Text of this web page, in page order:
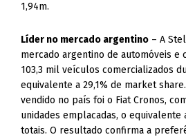
1,94m.
Líder no mercado argentino – A
mercado argentino de automóveis e
103,3 mil veículos comercializados
equivalente a 29,1% de market
vendido no país foi o Fiat Cronos,
unidades emplacadas, o equivalente
totais. O resultado confirma a